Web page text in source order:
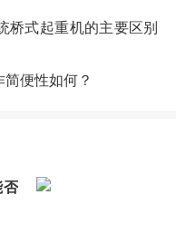
桥式起重机的主要区别
便性如何？